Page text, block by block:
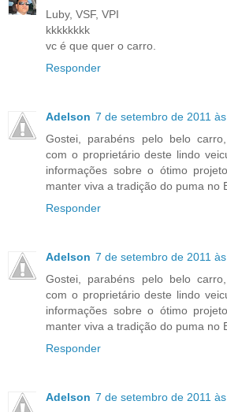
Luby, VSF, VPI
kkkkkkkk
vc é que quer o carro.
Responder
Adelson 7 de setembro de 2011
Gostei, parabéns pelo belo
com o proprietário deste lindo
informações sobre o ótimo
manter viva a tradição do puma no
Responder
Adelson 7 de setembro de 2011
Gostei, parabéns pelo belo
com o proprietário deste lindo
informações sobre o ótimo
manter viva a tradição do puma no
Responder
Adelson 7 de setembro de 2011